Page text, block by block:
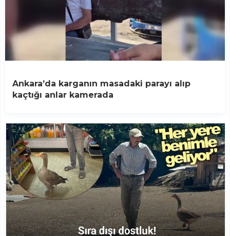
Ankara’da karganın masadaki parayı alıp
kaçtığı anlar kamerada